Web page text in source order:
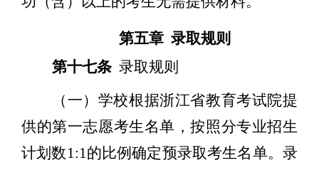
第五章 录取规则
第十七条 录取规则
（一）学校根据浙江省教育考试院提
供的第一志愿考生名单，按照分专业招生
计划数1:1的比例确定预录取考生名单。录